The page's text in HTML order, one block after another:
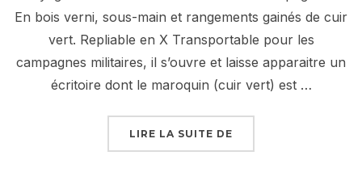
En bois verni, sous-main et rangements gainés de cuir
vert. Repliable en X Transportable pour les
campagnes militaires, il s’ouvre et laisse apparaitre un
écritoire dont le maroquin (cuir vert) est …
LIRE LA SUITE DE